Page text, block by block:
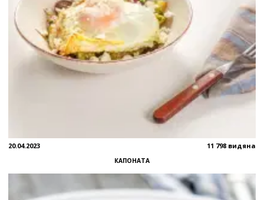
20.04.2023 11 798 видяна
КАПОНАТА